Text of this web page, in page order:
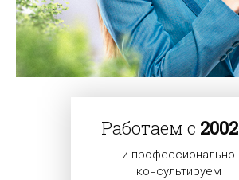
Работаем с 2002
и профессионально
консультируем